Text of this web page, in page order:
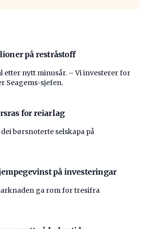
på restråstoff
etter nytt minusår. – Vi investerer for
Seagems-sjefen.
for reiarlag
børsnoterte selskapa på
på investeringar
ga rom for tresifra